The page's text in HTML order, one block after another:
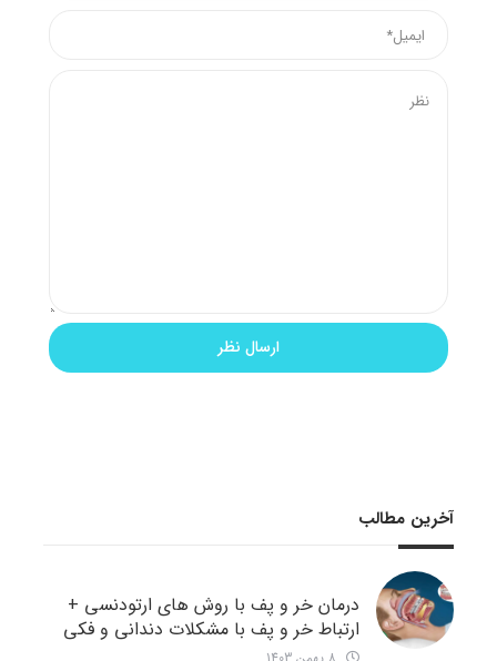
آخرین مطالب
درمان خر و پف با روش های ارتودنسی +
ارتباط خر و پف با مشکلات دندانی و فکی